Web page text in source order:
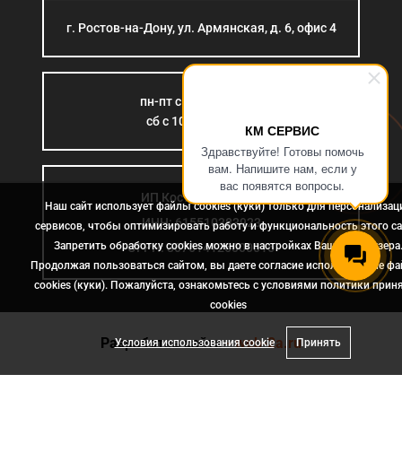
КМ СЕРВИС
Здравствуйте! Готовы помочь
вам. Напишите нам, если у
вас появятся вопросы.
г. Ростов-на-Дону, ул. Армянская, д. 6, офис 4
пн-пт с 9:00 до 18:00
сб с 10:00 до 15:00
ИП Костромина Л.Б.
ИНН: 615510383923
ОГРН: 307614126000015
Разработка сайта- web-2a.ru
Наш сайт использует файлы cookies (куки) только для
сервисов, чтобы оптимизировать работу и функциональность этого
Запретить обработку cookies можно в настройках Вашего браузера.
Продолжая пользоваться сайтом, вы даете согласие использование
cookies (куки). Пожалуйста, ознакомьтесь с условиями политики
сookies
Условия использования cookie Принять